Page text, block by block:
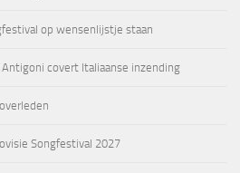
op wensenlijstje staan
covert Italiaanse inzending
Songfestival 2027